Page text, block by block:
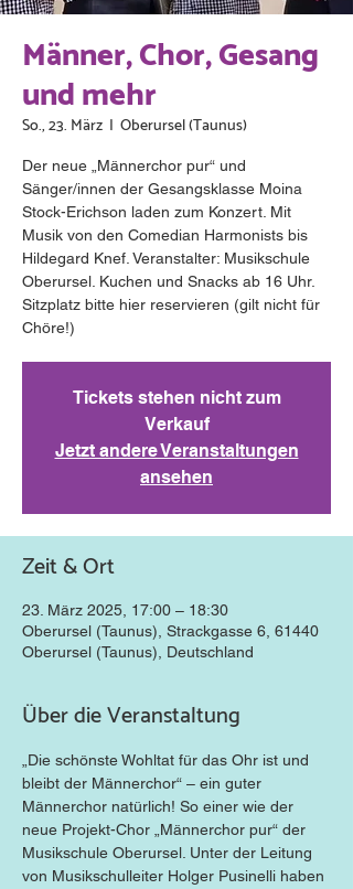
Männer, Chor, Gesang
und mehr
So., 23. März
  |
Oberursel (Taunus)
Der neue „Männerchor pur“ und
Sänger/innen der Gesangsklasse Moina
Stock-Erichson laden zum Konzert. Mit
Musik von den Comedian Harmonists bis
Hildegard Knef. Veranstalter: Musikschule
Oberursel. Kuchen und Snacks ab 16 Uhr.
Sitzplatz bitte hier reservieren (gilt nicht für
Chöre!)
Tickets stehen nicht zum
Verkauf
Jetzt andere Veranstaltungen
ansehen
Zeit & Ort
23. März 2025, 17:00 – 18:30
Oberursel (Taunus), Strackgasse 6, 61440
Oberursel (Taunus), Deutschland
Über die Veranstaltung
„Die schönste Wohltat für das Ohr ist und
bleibt der Männerchor“ – ein guter
Männerchor natürlich! So einer wie der
neue Projekt-Chor „Männerchor pur“ der
Musikschule Oberursel. Unter der Leitung
von Musikschulleiter Holger Pusinelli haben